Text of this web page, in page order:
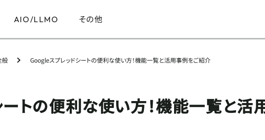
AIO/LLMO その他
MAツール
般 Googleスプレッドシートの便利な使い方！機能一覧と活用事例をご紹介
トの便利な使い方！機能一覧と活